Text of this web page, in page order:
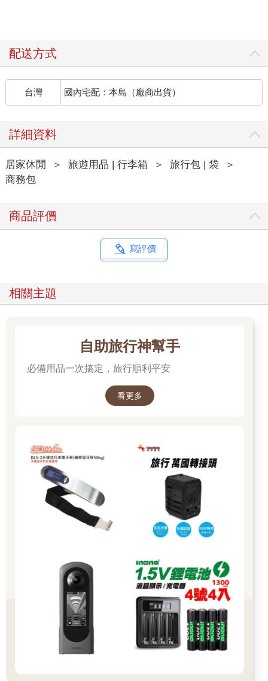
配送方式
台灣 國內宅配：本島（廠商出貨）
詳細資料
居家休閒 ＞ 旅遊用品 | 行李箱 ＞ 旅行包 | 袋
＞
商務包
商品評價
寫評價
相關主題
自助旅行神幫手
必備用品一次搞定，旅行順利平安
看更多